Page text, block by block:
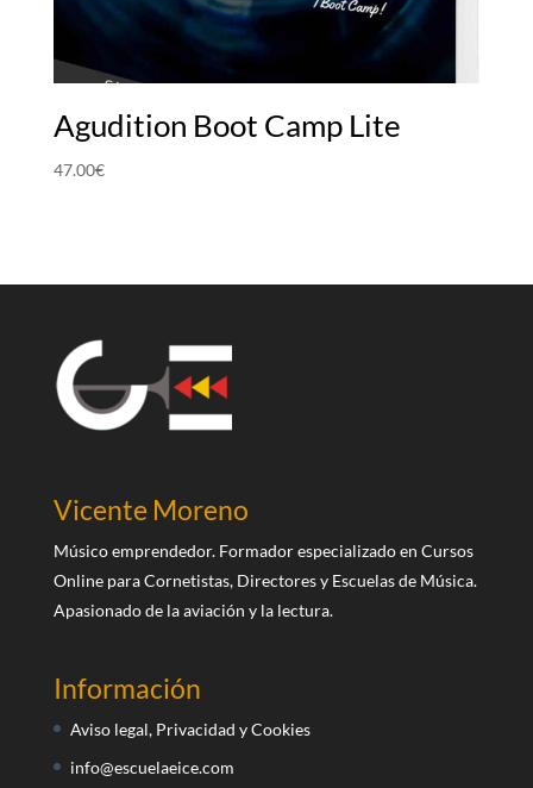
Agudition Boot Camp Lite
47.00€
Vicente Moreno
Músico emprendedor. Formador especializado en Cursos
Online para Cornetistas, Directores y Escuelas de Música.
Apasionado de la aviación y la lectura.
Información
Aviso legal, Privacidad y Cookies
info@escuelaeice.com